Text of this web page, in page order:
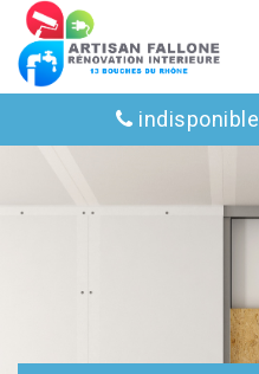
indisponible